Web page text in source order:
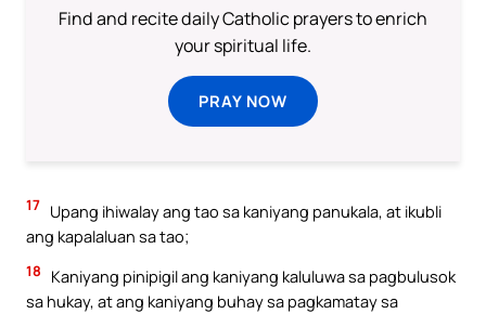
Find and recite daily Catholic prayers to enrich
your spiritual life.
PRAY NOW
17 Upang ihiwalay ang tao sa kaniyang panukala, at ikubli
ang kapalaluan sa tao;
18
Kaniyang pinipigil ang kaniyang kaluluwa sa pagbulusok
sa hukay, at ang kaniyang buhay sa pagkamatay sa